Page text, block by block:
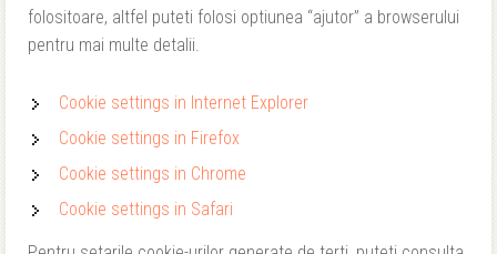
folositoare, altfel puteti folosi optiunea “ajutor” a browserului
pentru mai multe detalii.
Cookie settings in Internet Explorer
Cookie settings in Firefox
Cookie settings in Chrome
Cookie settings in Safari